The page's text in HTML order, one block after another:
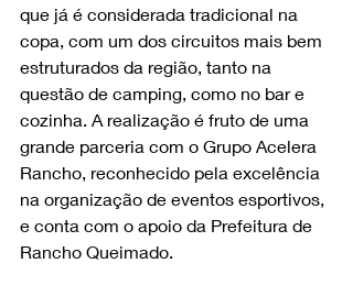
que já é considerada tradicional na
copa, com um dos circuitos mais bem
estruturados da região, tanto na
questão de camping, como no bar e
cozinha. A realização é fruto de uma
grande parceria com o Grupo Acelera
Rancho, reconhecido pela excelência
na organização de eventos esportivos,
e conta com o apoio da Prefeitura de
Rancho Queimado.